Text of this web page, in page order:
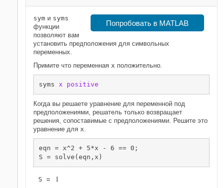
Попробовать в MATLAB
sym и syms
функции
позволяют вам
установить предположения для символьных
переменных.
Примите что переменная x положительно.
syms x positive
Когда вы решаете уравнение для переменной под
предположениями, решатель только возвращает
решения, сопоставимые с предположениями. Решите это
уравнение для x.
eqn = x^2 + 5*x - 6 == 0;
S = solve(eqn,x)
S = 1